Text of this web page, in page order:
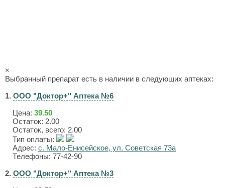
×
Выбранный препарат есть в наличии в следующих аптеках:
1. ООО "Доктор+" Аптека №6
Цена: 39.50
Остаток: 2.00
Остаток, всего: 2.00
Тип оплаты:
Адрес: с. Мало-Енисейское, ул. Советская 73а
Телефоны: 77-42-90
2. ООО "Доктор+" Аптека №3